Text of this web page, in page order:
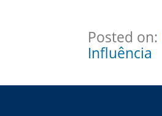
Posted on:
Influência